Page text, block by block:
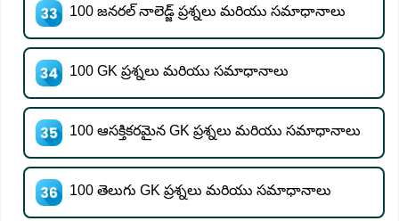
100 జనరల్ నాలెడ్జ్ ప్రశ్నలు మరియు సమాధానాలు
100 GK ప్రశ్నలు మరియు సమాధానాలు
100 ఆసక్తికరమైన GK ప్రశ్నలు మరియు సమాధానాలు
100 తెలుగు GK ప్రశ్నలు మరియు సమాధానాలు